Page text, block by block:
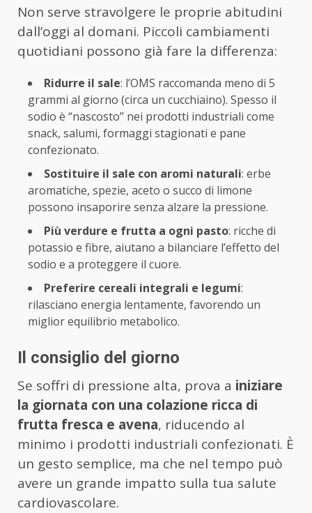
Non serve stravolgere le proprie abitudini
dall’oggi al domani. Piccoli cambiamenti
quotidiani possono già fare la differenza:
Ridurre il sale: l’OMS raccomanda meno di 5
grammi al giorno (circa un cucchiaino). Spesso il
sodio è “nascosto” nei prodotti industriali come
snack, salumi, formaggi stagionati e pane
confezionato.
Sostituire il sale con aromi naturali: erbe
aromatiche, spezie, aceto o succo di limone
possono insaporire senza alzare la pressione.
Più verdure e frutta a ogni pasto: ricche di
potassio e fibre, aiutano a bilanciare l’effetto del
sodio e a proteggere il cuore.
Preferire cereali integrali e legumi:
rilasciano energia lentamente, favorendo un
miglior equilibrio metabolico.
Il consiglio del giorno
Se soffri di pressione alta, prova a iniziare
la giornata con una colazione ricca di
frutta fresca e avena, riducendo al
minimo i prodotti industriali confezionati. È
un gesto semplice, ma che nel tempo può
avere un grande impatto sulla tua salute
cardiovascolare.